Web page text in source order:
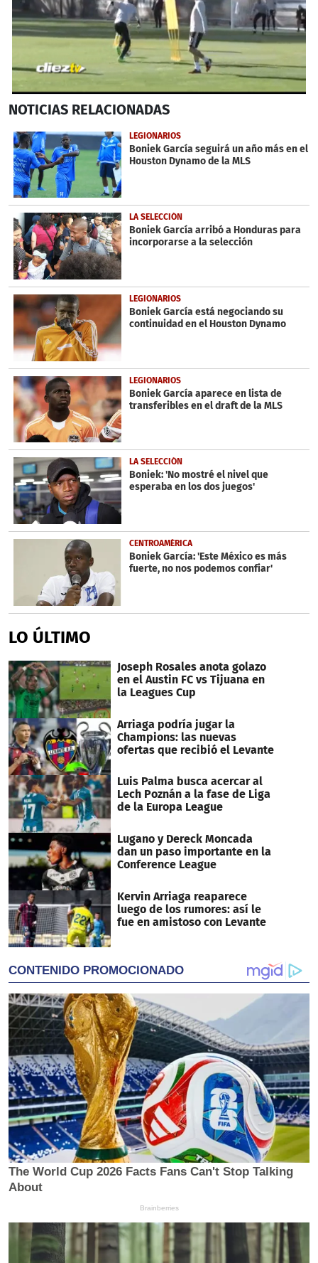
seconds
54
seconds
NOTICIAS RELACIONADAS
LEGIONARIOS
Boniek García seguirá un año más en el
Houston Dynamo de la MLS
LA SELECCIÓN
Boniek García arribó a Honduras para
incorporarse a la selección
LEGIONARIOS
Boniek García está negociando su
continuidad en el Houston Dynamo
LEGIONARIOS
Boniek García aparece en lista de
transferibles en el draft de la MLS
LA SELECCIÓN
Boniek: 'No mostré el nivel que
esperaba en los dos juegos'
CENTROAMÉRICA
Boniek García: 'Este México es más
fuerte, no nos podemos confiar'
LO ÚLTIMO
Joseph Rosales anota golazo
en el Austin FC vs Tijuana en
la Leagues Cup
Arriaga podría jugar la
Champions: las nuevas
ofertas que recibió el Levante
Luis Palma busca acercar al
Lech Poznán a la fase de Liga
de la Europa League
Lugano y Dereck Moncada
dan un paso importante en la
Conference League
Kervin Arriaga reaparece
luego de los rumores: así le
fue en amistoso con Levante